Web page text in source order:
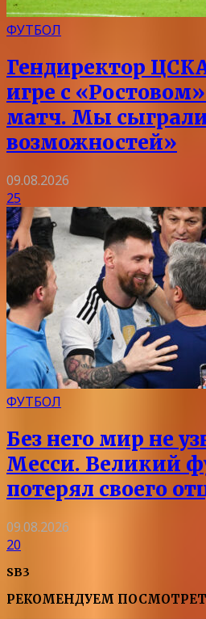
ФУТБОЛ
Гендиректор
игре с
матч. Мы
возможностей»
09.08.2026
25
ФУТБОЛ
Без него мир не
Месси. Великий
потерял своего
09.08.2026
20
SB3
РЕКОМЕНДУЕМ